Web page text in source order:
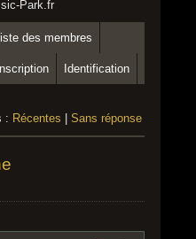
Park.fr
des membres
Inscription Identification
: Récentes Sans réponse